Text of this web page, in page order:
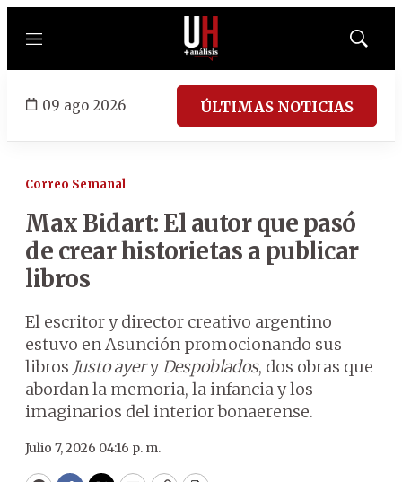
Menú
Mostrar
09 ago 2026 ÚLTIMAS NOTICIAS
Correo Semanal
Max Bidart: El autor que pasó
de crear historietas a publicar
libros
El escritor y director creativo argentino
estuvo en Asunción promocionando sus
libros Justo ayeryDespoblados, dos obras que
abordan la memoria, la infancia y los
imaginarios del interior bonaerense.
Julio 7, 2026 04:16 p. m.